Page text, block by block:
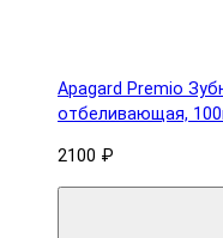
Apagard Premio
отбеливающая,
2100 ₽